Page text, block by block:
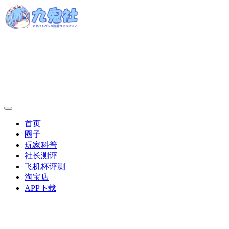
首页
圈子
玩家科普
社长测评
飞机杯评测
淘宝店
APP下载